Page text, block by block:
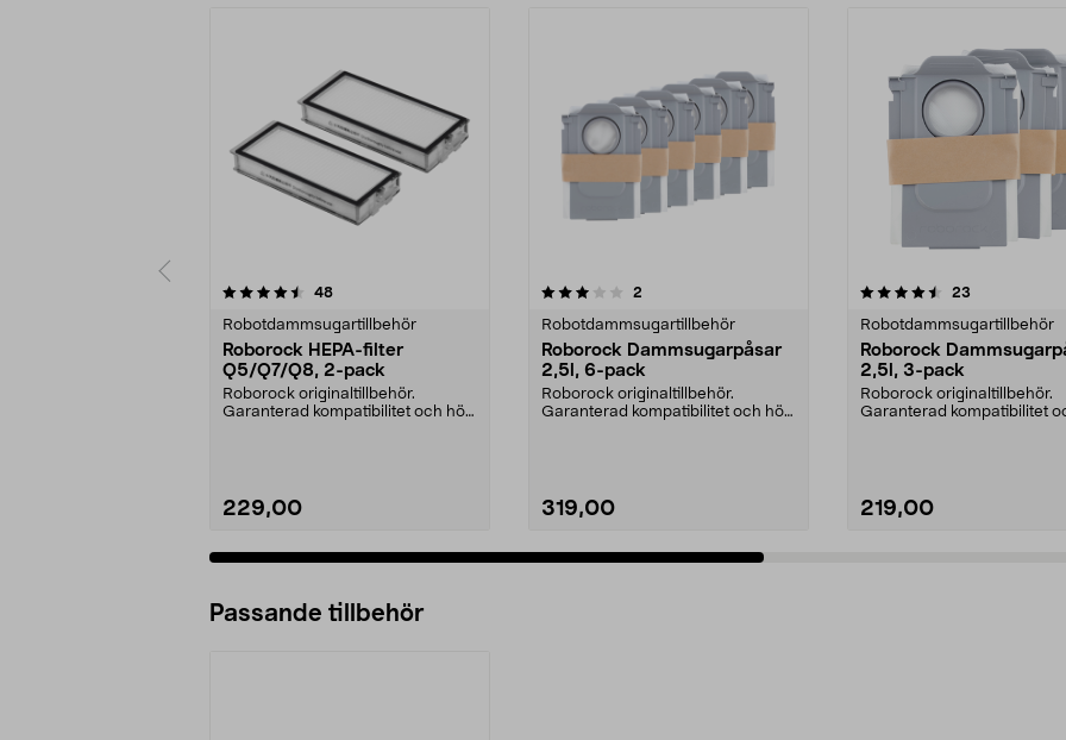
48recensioner
Robotdammsugartillbehör
Roborock HEPA-filter
Q5/Q7/Q8, 2-pack
Roborock originaltillbehör.
Garanterad kompatibilitet och hög
229,00
3.0 av 5 stjärnor 2
Robotdammsugartillbehör
Roborock Dammsugarpåsar
2,5l, 6-pack
Roborock originaltillbehör.
Garanterad kompatibilitet och hög
319,00
4.5 av 5 stjärnor 23
Robotdammsugartillbehör
Roborock
2,5l, 3-pack
Roborock originaltillbehör.
Garanterad kompatibilitet
219,00
5.0 av 5 stjärnor
Passande tillbehör